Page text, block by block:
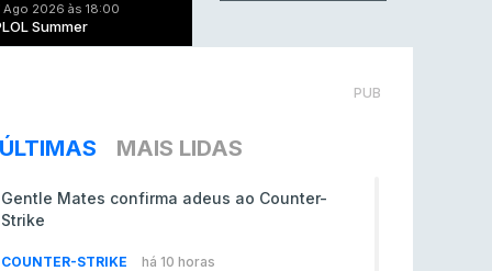
Ago 2026 às 18:00
Summer
PUB
ÚLTIMAS MAIS LIDAS
Gentle Mates confirma adeus ao Counter-
Strike
COUNTER-STRIKE há 10 horas